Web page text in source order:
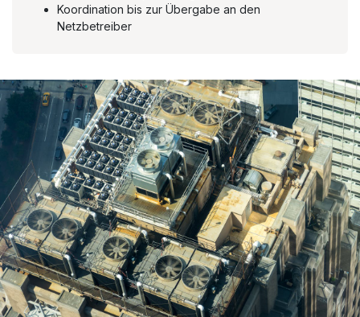
Koordination bis zur Übergabe an den
Netzbetreiber